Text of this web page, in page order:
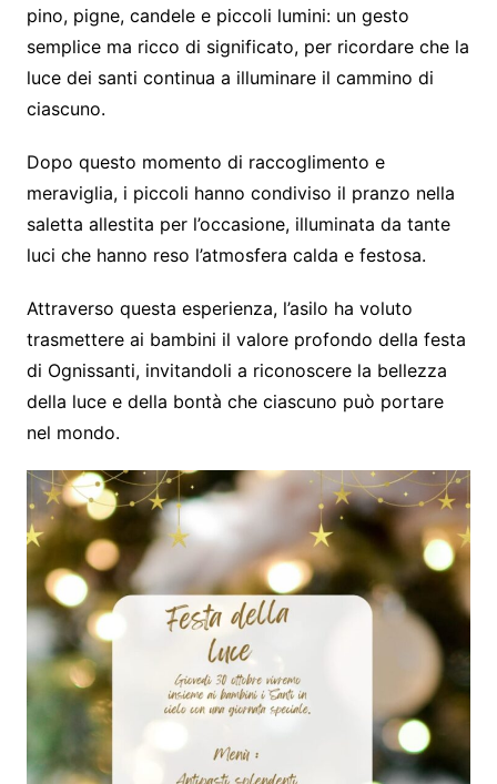
pino, pigne, candele e piccoli lumini: un gesto
semplice ma ricco di significato, per ricordare che la
luce dei santi continua a illuminare il cammino di
ciascuno.
Dopo questo momento di raccoglimento e
meraviglia, i piccoli hanno condiviso il pranzo nella
saletta allestita per l’occasione, illuminata da tante
luci che hanno reso l’atmosfera calda e festosa.
Attraverso questa esperienza, l’asilo ha voluto
trasmettere ai bambini il valore profondo della festa
di Ognissanti, invitandoli a riconoscere la bellezza
della luce e della bontà che ciascuno può portare
nel mondo.